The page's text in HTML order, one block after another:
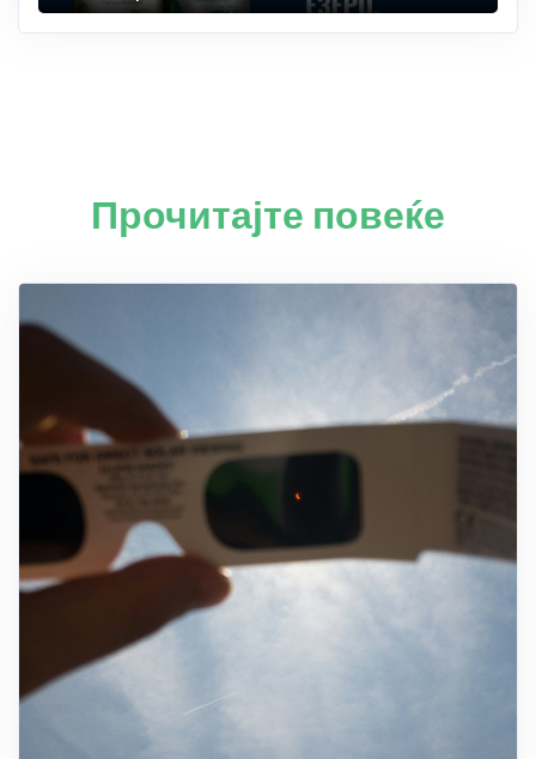
Прочитајте повеќе